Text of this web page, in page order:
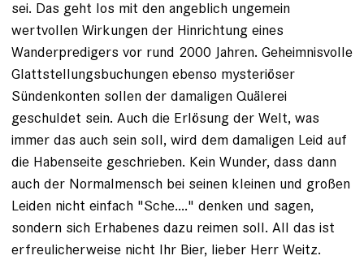
sei. Das geht los mit den angeblich ungemein
wertvollen Wirkungen der Hinrichtung eines
Wanderpredigers vor rund 2000 Jahren. Geheimnisvolle
Glattstellungsbuchungen ebenso mysteriöser
Sündenkonten sollen der damaligen Quälerei
geschuldet sein. Auch die Erlösung der Welt, was
immer das auch sein soll, wird dem damaligen Leid auf
die Habenseite geschrieben. Kein Wunder, dass dann
auch der Normalmensch bei seinen kleinen und großen
Leiden nicht einfach "Sche...." denken und sagen,
sondern sich Erhabenes dazu reimen soll. All das ist
erfreulicherweise nicht Ihr Bier, lieber Herr Weitz.